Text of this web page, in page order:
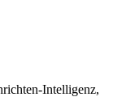
Intelligenz,